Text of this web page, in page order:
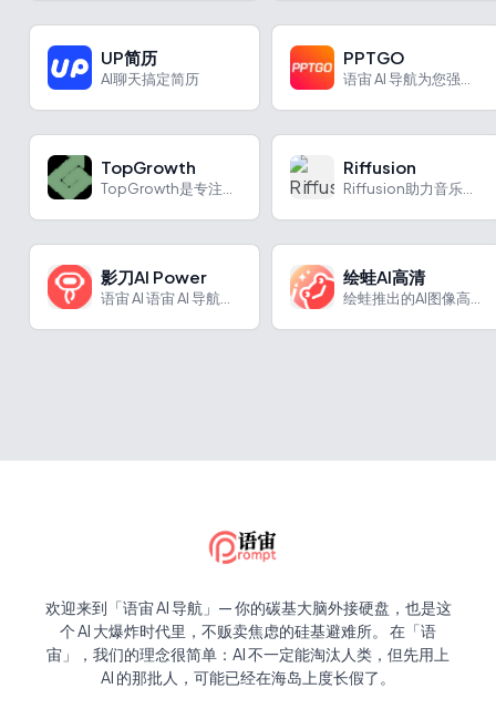
UP简历
AI聊天搞定简历
PPTGO
TopGrowth Riffusion
影刀AI Power 绘蛙AI高清
欢迎来到「语宙 AI 导航」— 你的碳基大脑外接硬盘，也是这
个 AI 大爆炸时代里，不贩卖焦虑的硅基避难所。 在「语
宙」，我们的理念很简单：AI 不一定能淘汰人类，但先用上
AI 的那批人，可能已经在海岛上度长假了。